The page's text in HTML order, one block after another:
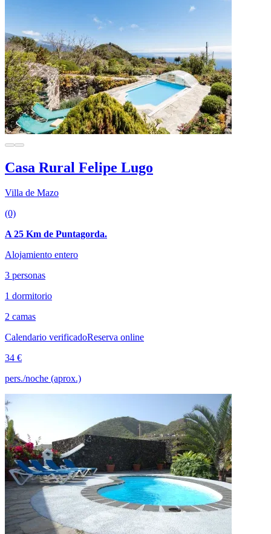
Casa Rural Felipe Lugo
Villa de Mazo
(0)
A 25 Km de Puntagorda.
Alojamiento entero
3 personas
1 dormitorio
2 camas
Calendario verificadoReserva online
34 €
pers./noche (aprox.)